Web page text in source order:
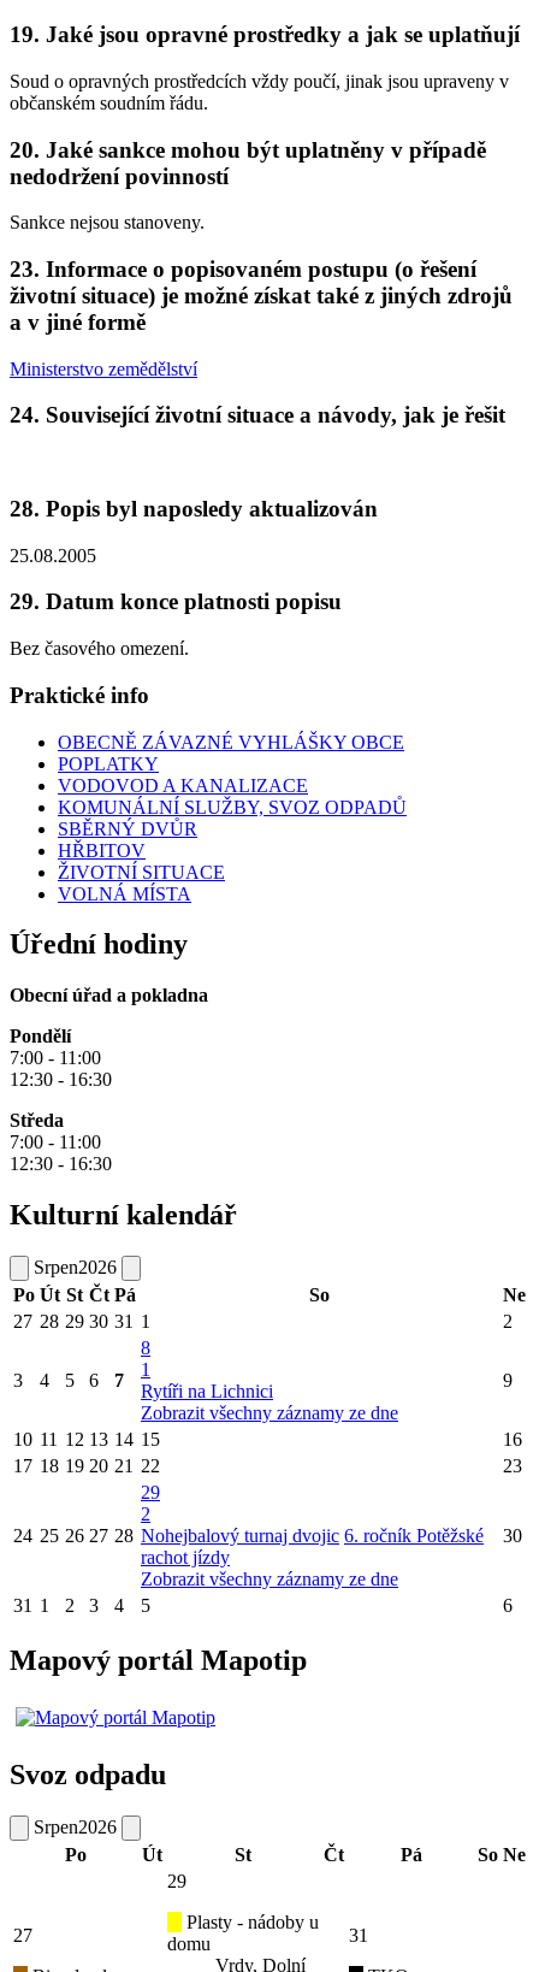
19. Jaké jsou opravné prostředky a jak se uplatňují
Soud o opravných prostředcích vždy poučí, jinak jsou upraveny v
občanském soudním řádu.
20. Jaké sankce mohou být uplatněny v případě
nedodržení povinností
Sankce nejsou stanoveny.
23. Informace o popisovaném postupu (o řešení
životní situace) je možné získat také z jiných zdrojů
a v jiné formě
Ministerstvo zemědělství
24. Související životní situace a návody, jak je řešit
28. Popis byl naposledy aktualizován
25.08.2005
29. Datum konce platnosti popisu
Bez časového omezení.
Praktické info
OBECNĚ ZÁVAZNÉ VYHLÁŠKY OBCE
POPLATKY
VODOVOD A KANALIZACE
KOMUNÁLNÍ SLUŽBY, SVOZ ODPADŮ
SBĚRNÝ DVŮR
HŘBITOV
ŽIVOTNÍ SITUACE
VOLNÁ MÍSTA
Úřední hodiny
Obecní úřad a pokladna
Pondělí
7:00 - 11:00
12:30 - 16:30
Středa
7:00 - 11:00
12:30 - 16:30
Kulturní kalendář
Srpen2026
Po Út St Čt Pá So
Ne
27 28 29 30 31 1 2
3 4 5 6 7
8
1
Rytíři na Lichnici
Zobrazit všechny záznamy ze dne
9
10 11 12 13 14 15
16
17 18 19 20 21 22 23
24 25 26 27 28
29
2
Nohejbalový turnaj dvojic 6. ročník Potěžské
rachot jízdy
Zobrazit všechny záznamy ze dne
30
31 1 2 3 4 5 6
Mapový portál Mapotip
Svoz odpadu
Srpen2026
Po
Út St Čt Pá So Ne
27
29
Plasty - nádoby u
domu
Vrdy, Dolní
31